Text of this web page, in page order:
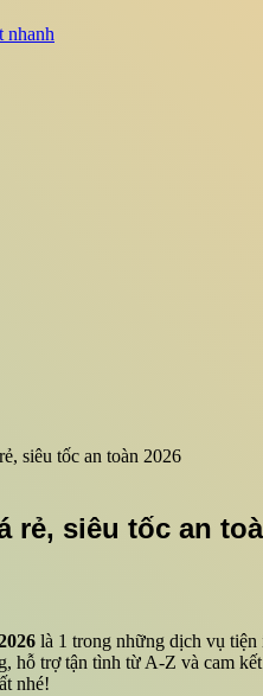
siêu tốc an toàn 2026
rẻ, siêu tốc an
là 1 trong những dịch vụ tiện
hỗ trợ tận tình từ A-Z và cam
nhé!